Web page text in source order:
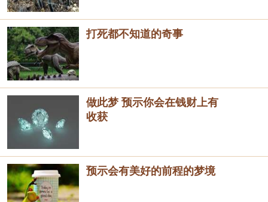
打死都不知道的奇事
做此梦 预示你会在钱财上有
收获
预示会有美好的前程的梦境